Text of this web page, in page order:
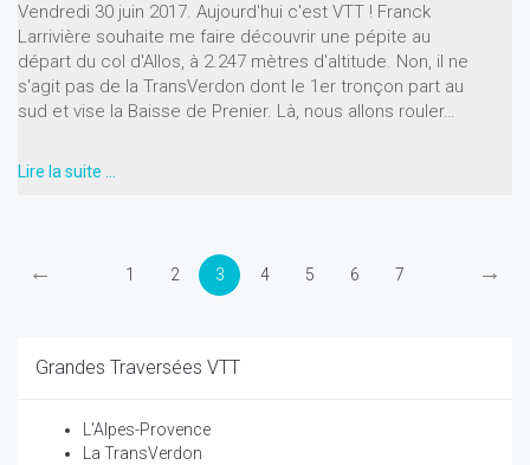
Vendredi 30 juin 2017. Aujourd'hui c'est VTT ! Franck
Larrivière souhaite me faire découvrir une pépite au
départ du col d'Allos, à 2.247 mètres d'altitude. Non, il ne
s'agit pas de la TransVerdon dont le 1er tronçon part au
sud et vise la Baisse de Prenier. Là, nous allons rouler…
Lire la suite …
← 1 2 3 4 5 6 7 →
Grandes Traversées VTT
L'Alpes-Provence
La TransVerdon